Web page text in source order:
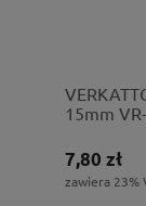
15mm
7,80 zł
zawiera 23%